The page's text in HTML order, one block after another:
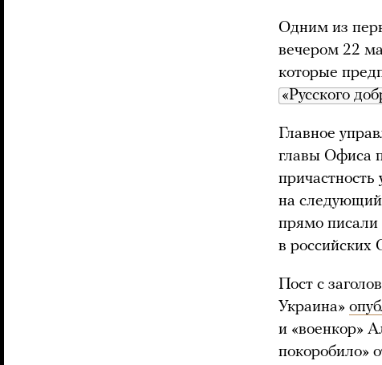
Одним из
вечером 22
которые
«Русского
Главное
главы Офиса
на следующий
прямо писали
в
Пост с
Украина»
и «военкор»
покоробило»